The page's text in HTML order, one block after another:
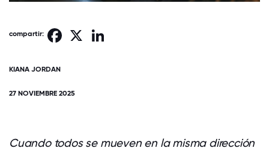
compartir: Facebook
KIANA JORDAN
27 NOVIEMBRE 2025
Cuando todos se mueven en la misma dirección